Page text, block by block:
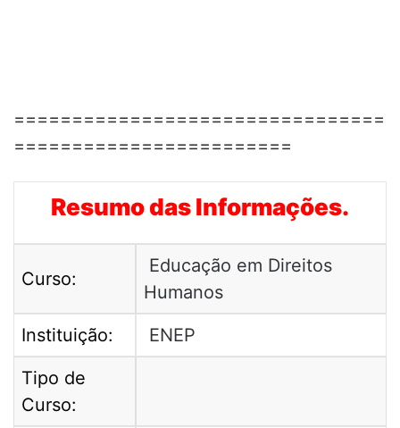
================================
========================
Resumo das Informações.
Curso:
Educação em Direitos
Humanos
Instituição:
ENEP
Tipo de
Curso: